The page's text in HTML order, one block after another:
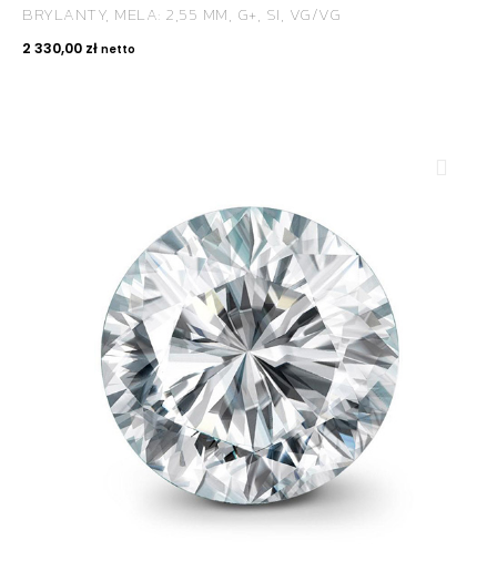
BRYLANTY, MELA: 2,55 MM, G+, SI, VG/VG
2 330,00 zł netto